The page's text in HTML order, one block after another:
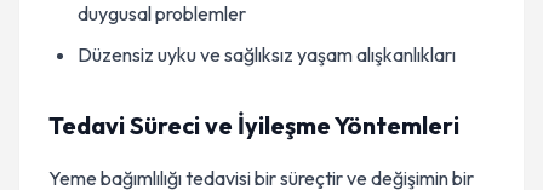
duygusal problemler
Düzensiz uyku ve sağlıksız yaşam alışkanlıkları
Tedavi Süreci ve İyileşme Yöntemleri
Yeme bağımlılığı tedavisi bir süreçtir ve değişimin bir